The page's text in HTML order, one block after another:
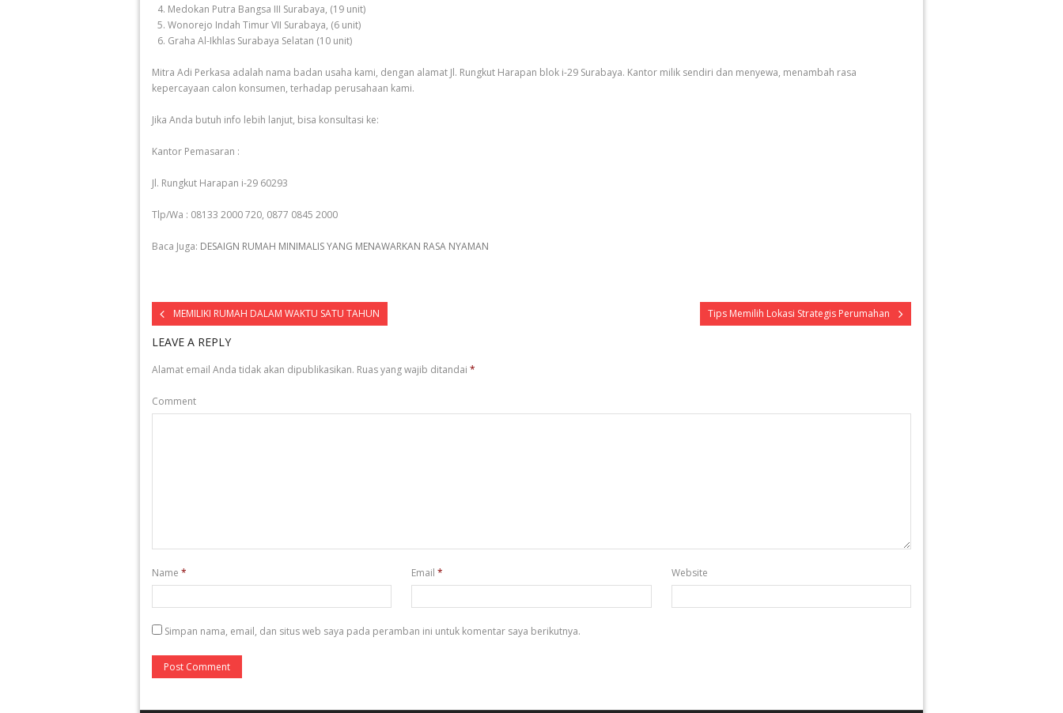
Medokan Putra Bangsa III Surabaya, (19 unit)
Wonorejo Indah Timur VII Surabaya, (6 unit)
Graha Al-Ikhlas Surabaya Selatan (10 unit)
Mitra Adi Perkasa adalah nama badan usaha kami, dengan alamat Jl. Rungkut Harapan blok i-29 Surabaya. Kantor milik sendiri dan menyewa, menambah rasa
kepercayaan calon konsumen, terhadap perusahaan kami.
Jika Anda butuh info lebih lanjut, bisa konsultasi ke:
Kantor Pemasaran :
Jl. Rungkut Harapan i-29 60293
Tlp/Wa : 08133 2000 720, 0877 0845 2000
Baca Juga: DESAIGN RUMAH MINIMALIS YANG MENAWARKAN RASA NYAMAN
MEMILIKI RUMAH DALAM WAKTU SATU TAHUN Tips Memilih Lokasi Strategis Perumahan
LEAVE A REPLY
Alamat email Anda tidak akan dipublikasikan. Ruas yang wajib ditandai *
Comment
Name * Email* Website
Simpan nama, email, dan situs web saya pada peramban ini untuk komentar saya berikutnya.